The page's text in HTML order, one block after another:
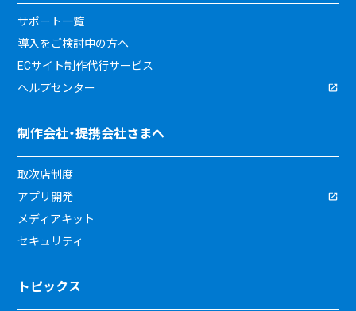
サポート一覧
導入をご検討中の方へ
ECサイト制作代行サービス
ヘルプセンター
制作会社・提携会社さまへ
取次店制度
アプリ開発
メディアキット
セキュリティ
トピックス